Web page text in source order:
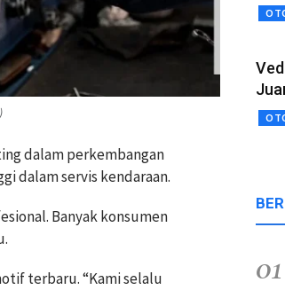
dalam perkembangan
dalam servis kendaraan.
Banyak konsumen
terbaru. “Kami selalu
01